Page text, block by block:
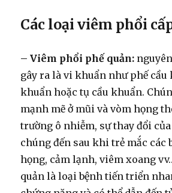
Các loại viêm phổi
– Viêm phổi phế quản:
gây ra là vi khuẩn như phế cầu
khuẩn hoặc tụ cầu khuẩn.
mạnh mẽ ở mũi và vòm họng
trường ô nhiễm, sự thay đổi
chúng đến sau khi trẻ mắc các
họng, cảm lạnh, viêm xoang
quản là loại bệnh tiến triển